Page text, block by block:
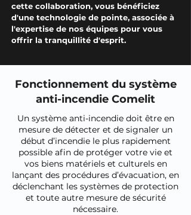
cette collaboration, vous bénéficiez
d'une technologie de pointe, associée à
l'expertise de nos équipes pour vous
offrir la tranquillité d'esprit.
Fonctionnement du système
anti-incendie Comelit
Un système anti-incendie doit être en
mesure de détecter et de signaler un
début d’incendie le plus rapidement
possible afin de protéger votre vie et
vos biens matériels et culturels en
lançant des procédures d’évacuation, en
déclenchant les systèmes de protection
et toute autre mesure de sécurité
nécessaire.